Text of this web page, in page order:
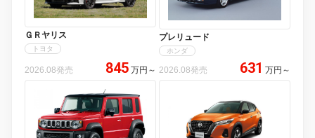
ＧＲヤリス
トヨタ
2026.08発売 845 万円 ～
プレリュード
ホンダ
2026.08発売 631 万円 ～